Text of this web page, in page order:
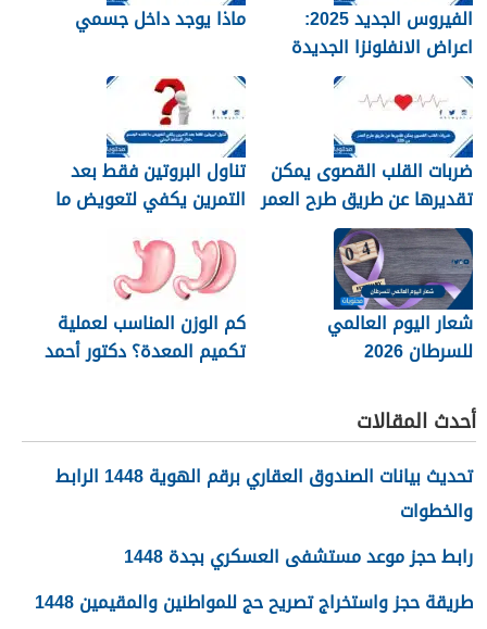
الفيروس الجديد 2025:
اعراض الانفلونزا الجديدة
وطرق العلاج
ماذا يوجد داخل جسمي
ضربات القلب القصوى يمكن
تقديرها عن طريق طرح العمر
من 220
تناول البروتين فقط بعد
التمرين يكفي لتعويض ما
البدني
شعار اليوم العالمي
للسرطان 2026
كم الوزن المناسب لعملية
تكميم المعدة؟ دكتور أحمد
أحدث المقالات
تحديث بيانات الصندوق العقاري برقم الهوية 1448 الرابط
والخطوات
رابط حجز موعد مستشفى العسكري بجدة 1448
طريقة حجز واستخراج تصريح حج للمواطنين والمقيمين 1448